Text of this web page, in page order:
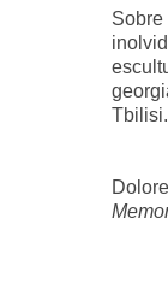
Tbilisi.